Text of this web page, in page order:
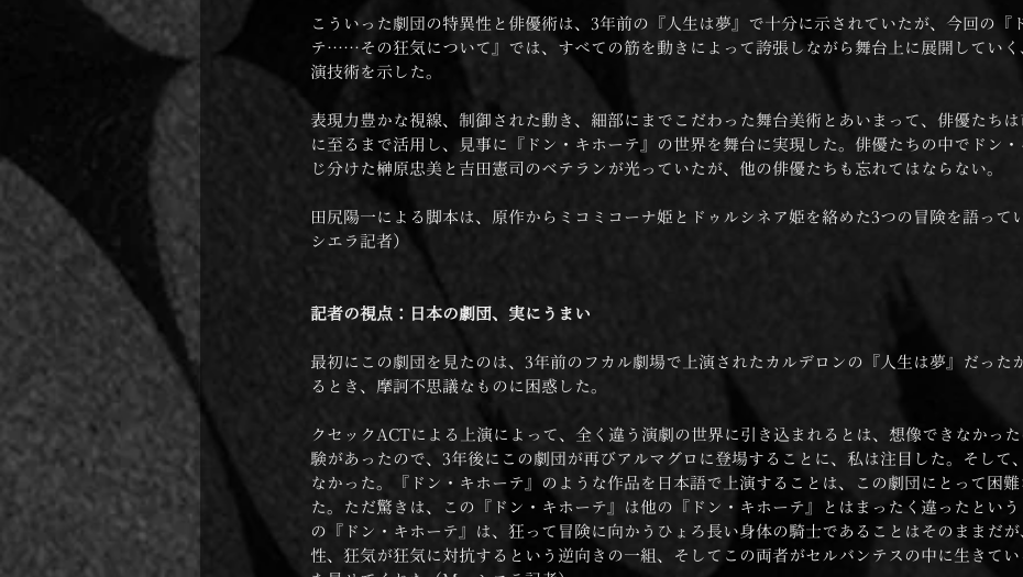
こういった劇団の特異性と俳優術は、3年前の『人生は夢』で十分に示されていたが、今回の『
テ……その狂気について』では、すべての筋を動きによって誇張しながら舞台上に展開していく
演技術を示した。
表現力豊かな視線、制御された動き、細部にまでこだわった舞台美術とあいまって、俳優たち
に至るまで活用し、見事に『ドン・キホーテ』の世界を舞台に実現した。俳優たちの中でドン
じ分けた榊原忠美と吉田憲司のベテランが光っていたが、他の俳優たちも忘れてはならない。
田尻陽一による脚本は、原作からミコミコーナ姫とドゥルシネア姫を絡めた3つの冒険を語って
シエラ記者）
記者の視点：日本の劇団、実にうまい
最初にこの劇団を見たのは、3年前のフカル劇場で上演されたカルデロンの『人生は夢』だった
るとき、摩訶不思議なものに困惑した。
クセックACTによる上演によって、全く違う演劇の世界に引き込まれるとは、想像できなかっ
験があったので、3年後にこの劇団が再びアルマグロに登場することに、私は注目した。そして
なかった。『ドン・キホーテ』のような作品を日本語で上演することは、この劇団にとって困難
た。ただ驚きは、この『ドン・キホーテ』は他の『ドン・キホーテ』とはまったく違ったという
の『ドン・キホーテ』は、狂って冒険に向かうひょろ長い身体の騎士であることはそのままだ
性、狂気が狂気に対抗するという逆向きの一組、そしてこの両者がセルバンテスの中に生きてい